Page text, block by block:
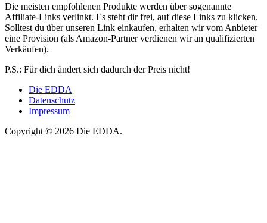
Die meisten empfohlenen Produkte werden über sogenannte
Affiliate-Links verlinkt. Es steht dir frei, auf diese Links zu klicken.
Solltest du über unseren Link einkaufen, erhalten wir vom Anbieter
eine Provision (als Amazon-Partner verdienen wir an qualifizierten
Verkäufen).
P.S.: Für dich ändert sich dadurch der Preis nicht!
Die EDDA
Datenschutz
Impressum
Copyright © 2026 Die EDDA.